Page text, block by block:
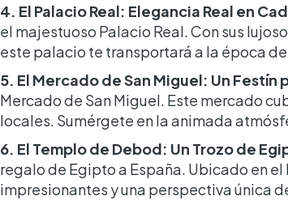
4. El Palacio Real: Elegancia Real en
el majestuoso Palacio Real. Con sus
este palacio te transportará a la época
5. El Mercado de San Miguel: Un Festín
Mercado de San Miguel. Este mercado
locales. Sumérgete en la animada
6. El Templo de Debod: Un Trozo de
regalo de Egipto a España. Ubicado en
impresionantes y una perspectiva única